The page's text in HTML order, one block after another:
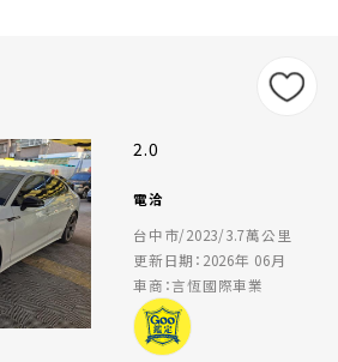
2.0
電洽
台中市/2023/3.7萬公里
更新日期：2026年 06月
車商：言恆國際車業